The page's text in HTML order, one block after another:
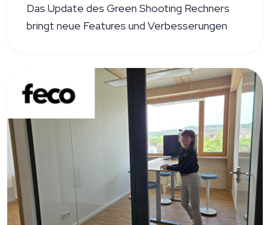
Das Update des Green Shooting Rechners
bringt neue Features und Verbesserungen